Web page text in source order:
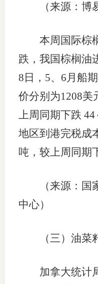
（来源：博易
本周国际棕榈
跌，我国棕榈油
8日，5、6月船
价分别为1208美
上周同期下跌
地区到港完税成
吨，较上周同期
（来源：国家
中心）
（三）油菜
加拿大统计局